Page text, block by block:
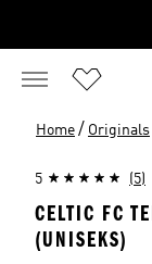
Home / Originals
5 (5)
CELTIC FC
(UNISEKS)